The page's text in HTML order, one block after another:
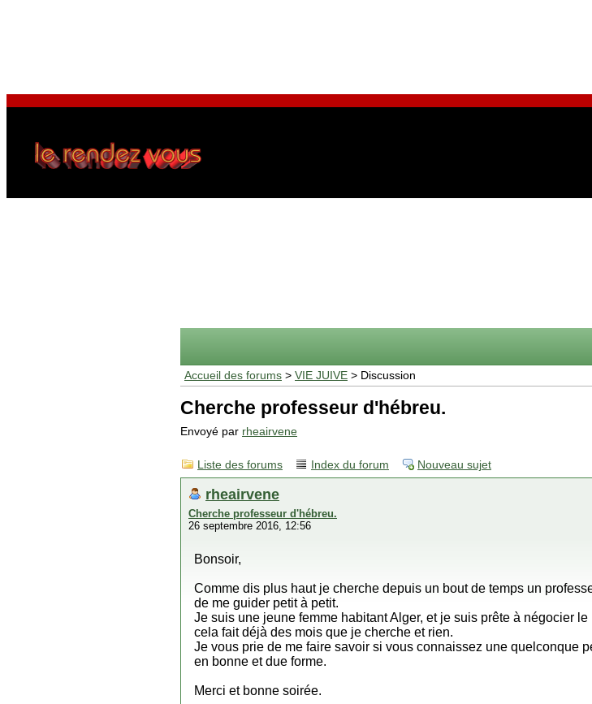
Accueil des forums > VIE JUIVE > Discussion
Cherche professeur d'hébreu.
Envoyé par rheairvene
Liste des forums Index du forum Nouveau sujet
rheairvene
Cherche professeur d'hébreu.
26 septembre 2016, 12:56
Bonsoir,
Comme dis plus haut je cherche depuis un bout de temps un
de me guider petit à petit.
Je suis une jeune femme habitant Alger, et je suis prête à négocier
cela fait déjà des mois que je cherche et rien.
Je vous prie de me faire savoir si vous connaissez une quelconque
en bonne et due forme.
Merci et bonne soirée.